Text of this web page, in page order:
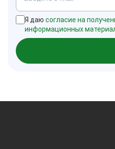
Я даю согласие на
информационных